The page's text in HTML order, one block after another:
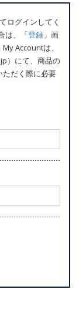
ログインしてく
は、「登録 」画
Accountは、
）にて、商品の
ただく際に必要